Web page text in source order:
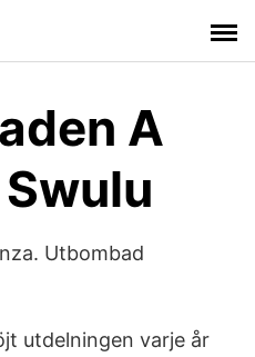
A
Utbombad
utdelningen varje år